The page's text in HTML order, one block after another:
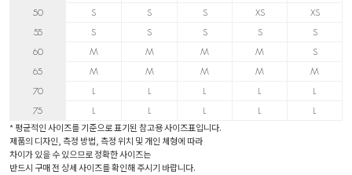
50
S S S XS
XS
55
S S S S
S
60
M M M M
S
65
M M M M
M
70
L L L L
L
75
L L L L L
* 평균적인 사이즈를 기준으로 표기된 참고용 사이즈표입니다.
제품의 디자인, 측정 방법, 측정 위치 및 개인 체형에 따라
차이가 있을 수 있으므로 정확한 사이즈는
반드시 구매 전 상세 사이즈를 확인해 주시기 바랍니다.